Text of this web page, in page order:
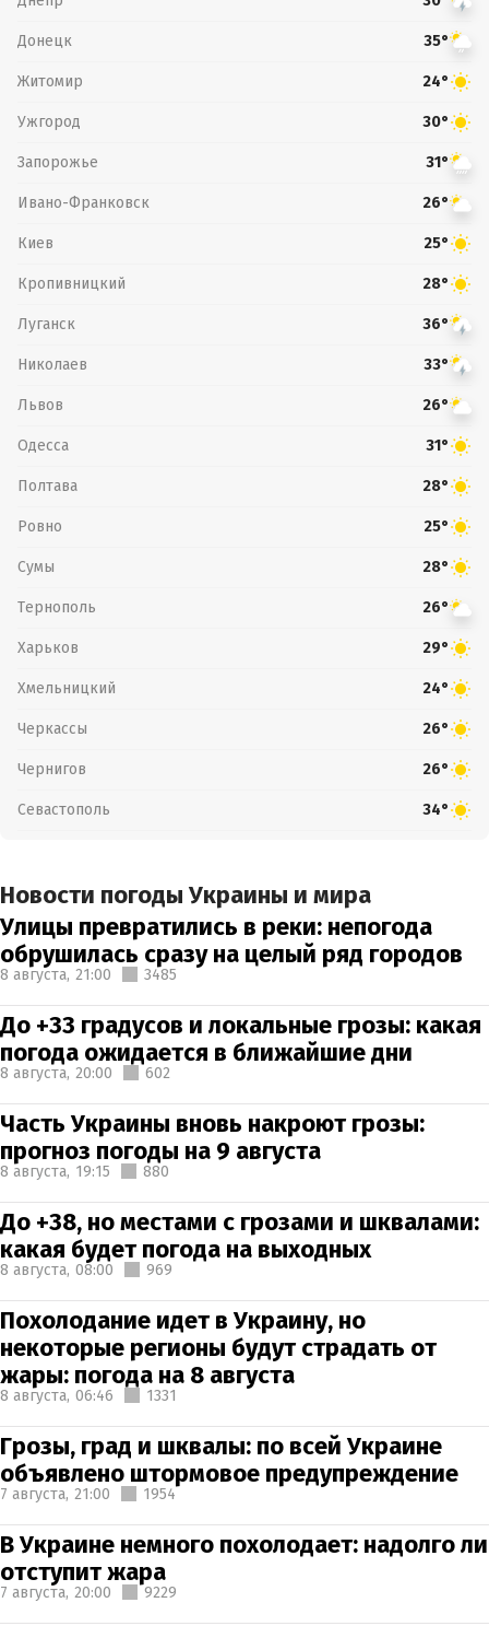
Донецк 35°
Житомир 24°
Ужгород 30°
Запорожье 31°
Ивано-Франковск 26°
Киев 25°
Кропивницкий 28°
Луганск 36°
Николаев 33°
Львов 26°
Одесса 31°
Полтава 28°
Ровно 25°
Сумы 28°
Тернополь 26°
Харьков 29°
Хмельницкий 24°
Черкассы 26°
Чернигов 26°
Севастополь 34°
Новости погоды Украины и мира
Улицы превратились в реки: непогода
обрушилась сразу на целый ряд городов
8 августа, 21:00 3485
До +33 градусов и локальные грозы: какая
погода ожидается в ближайшие дни
8 августа, 20:00 602
Часть Украины вновь накроют грозы:
прогноз погоды на 9 августа
8 августа, 19:15 880
До +38, но местами с грозами и шквалами:
какая будет погода на выходных
8 августа, 08:00 969
Похолодание идет в Украину, но
некоторые регионы будут страдать от
жары: погода на 8 августа
8 августа, 06:46 1331
Грозы, град и шквалы: по всей Украине
объявлено штормовое предупреждение
7 августа, 21:00 1954
В Украине немного похолодает: надолго ли
отступит жара
7 августа, 20:00 9229